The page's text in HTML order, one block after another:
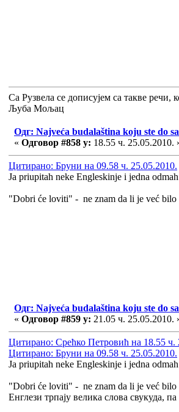
Са Рузвела се дописујем са такве
Љуба Мољац
Одг: Najveća budalaština koju ste do
« Одговор #858 у: 18.55 ч. 25.05.2010.
Цитирано: Бруни на 09.58 ч. 25.05.2010.
Ja priupitah neke Engleskinje i jedna
"Dobri će loviti" - ne znam da li je već
Одг: Najveća budalaština koju ste do
« Одговор #859 у: 21.05 ч. 25.05.2010.
Цитирано: Срећко Петровић на 18.55 ч.
Цитирано: Бруни на 09.58 ч. 25.05.2010.
Ja priupitah neke Engleskinje i jedna
"Dobri će loviti" - ne znam da li je već bilo
Енглези трпају велика слова свукуда,